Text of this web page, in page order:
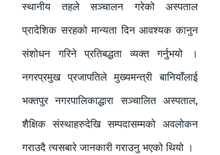
स्थानीय तहले सञ्चालन गरेको अस्पताल
प्रादेशिक सरहको मान्यता दिन आवश्यक कानुन
संशोधन गरिने प्रतिबद्धता व्यक्त गर्नुभयो ।
नगरप्रमुख प्रजापतिले मुख्यमन्त्री बानियाँलाई
भक्तपुर नगरपालिकाद्धारा सञ्चालित अस्पताल,
शैक्षिक संस्थाहरुदेखि सम्पदासम्मको अवलोकन
गराउदै त्यसबारे जानकारी गराउनु भएको थियो ।